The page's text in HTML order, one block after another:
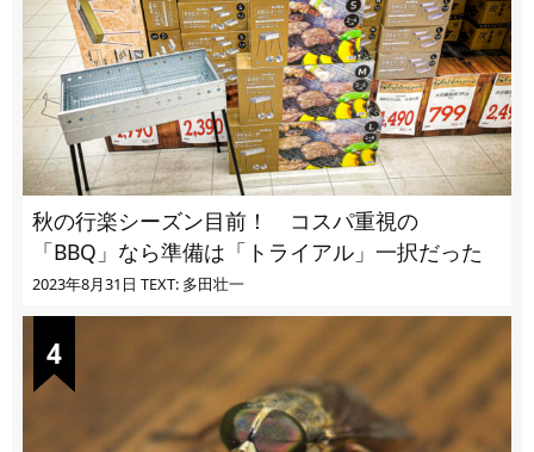
秋の行楽シーズン目前！ コスパ重視の
「BBQ」なら準備は「トライアル」一択だった
2023年8月31日 TEXT: 多田壮一